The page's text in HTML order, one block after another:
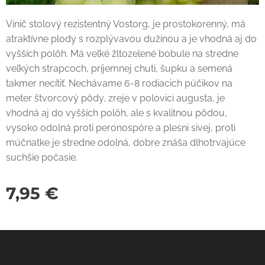
Vinič stolový rezistentný Vostorg, je prostokorenný, má
atraktívne plody s rozplývavou dužinou a je vhodná aj do
vyšších polôh. Má veľké žltozelené bobule na stredne
veľkých strapcoch, príjemnej chuti, šupku a semená
takmer necítiť. Nechávame 6-8 rodiacich púčikov na
meter štvorcový pôdy, zreje v polovici augusta, je
vhodná aj do vyšších polôh, ale s kvalitnou pôdou,
vysoko odolná proti peronospóre a plesni sivej, proti
múčnatke je stredne odolná, dobre znáša dlhotrvajúce
suchšie počasie.
7,95 €